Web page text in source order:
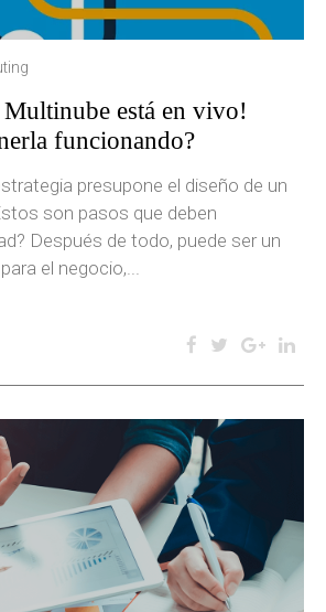
Multinube está en vivo!
funcionando?
presupone el diseño de un
son pasos que deben
Después de todo, puede ser un
el negocio,...